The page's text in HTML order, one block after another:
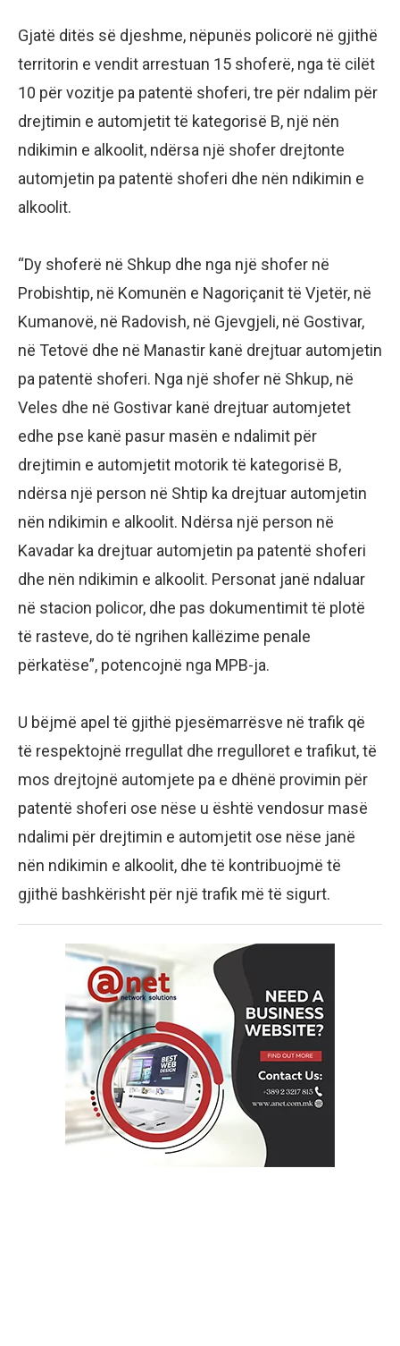
Gjatë ditës së djeshme, nëpunës policorë në gjithë
territorin e vendit arrestuan 15 shoferë, nga të cilët
10 për vozitje pa patentë shoferi, tre për ndalim për
drejtimin e automjetit të kategorisë B, një nën
ndikimin e alkoolit, ndërsa një shofer drejtonte
automjetin pa patentë shoferi dhe nën ndikimin e
alkoolit.
“Dy shoferë në Shkup dhe nga një shofer në
Probishtip, në Komunën e Nagoriçanit të Vjetër, në
Kumanovë, në Radovish, në Gjevgjeli, në Gostivar,
në Tetovë dhe në Manastir kanë drejtuar automjetin
pa patentë shoferi. Nga një shofer në Shkup, në
Veles dhe në Gostivar kanë drejtuar automjetet
edhe pse kanë pasur masën e ndalimit për
drejtimin e automjetit motorik të kategorisë B,
ndërsa një person në Shtip ka drejtuar automjetin
nën ndikimin e alkoolit. Ndërsa një person në
Kavadar ka drejtuar automjetin pa patentë shoferi
dhe nën ndikimin e alkoolit. Personat janë ndaluar
në stacion policor, dhe pas dokumentimit të plotë
të rasteve, do të ngrihen kallëzime penale
përkatëse”, potencojnë nga MPB-ja.
U bëjmë apel të gjithë pjesëmarrësve në trafik që
të respektojnë rregullat dhe rregulloret e trafikut, të
mos drejtojnë automjete pa e dhënë provimin për
patentë shoferi ose nëse u është vendosur masë
ndalimi për drejtimin e automjetit ose nëse janë
nën ndikimin e alkoolit, dhe të kontribuojmë të
gjithë bashkërisht për një trafik më të sigurt.